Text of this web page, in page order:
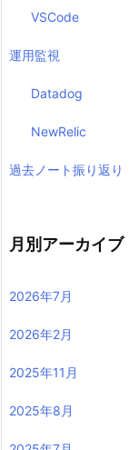
VSCode
運用監視
Datadog
NewRelic
過去ノート振り返り
月別アーカイブ
2026年7月
2026年2月
2025年11月
2025年8月